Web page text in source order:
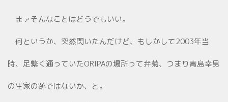
まァそんなことはどうでもいい。
何というか、突然閃いたんだけど、もしかして2003年当
時、足繁く通っていたORIPAの場所って弁菊、つまり青島幸男
の生家の跡ではないか、と。